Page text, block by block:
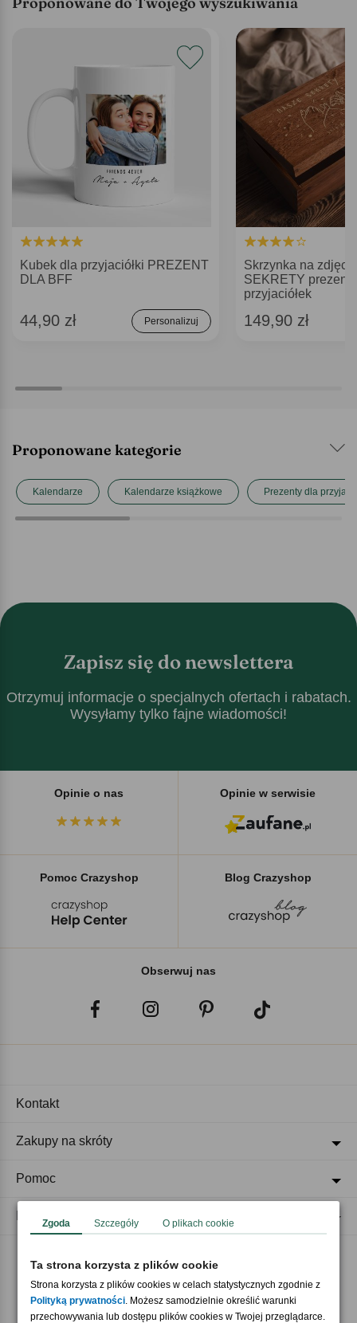
Kubek dla przyjaciółki PREZENT
DLA BFF
44,90 zł Personalizuj
Skrzynka na
SEKRETY prezent
przyjaciółek
149,90 zł
Proponowane kategorie
Kalendarze Kalendarze książkowe Prezenty dla
Zapisz się do newslettera
Otrzymuj informacje o specjalnych ofertach i rabatach.
Wysyłamy tylko fajne wiadomości!
Opinie o nas Opinie w serwisie
Pomoc Crazyshop Blog Crazyshop
Obserwuj nas
Akceptujemy płatności
Kontakt
Zakupy na skróty
Pomoc
Zgoda Szczegóły O plikach cookie
Ta strona korzysta z plików cookie
Strona korzysta z plików cookies w celach statystycznych zgodnie z
Polityką prywatności. Możesz samodzielnie określić warunki
przechowywania lub dostępu plików cookies w Twojej przeglądarce.